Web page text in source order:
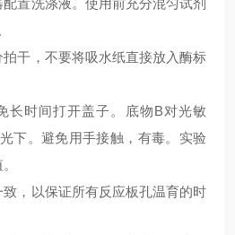
干，不要将吸水纸直接放入酶标
长时间打开盖子。底物B对光敏
下。避免用手接触，有毒。实验
，以保证所有反应板孔温育的时